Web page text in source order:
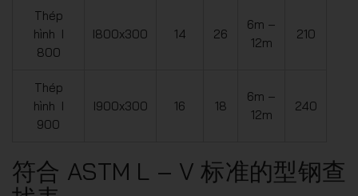
Thép
hình I
800
I800x300 14 26
6m –
12m
210
Thép
hình I
900
I900x300 16 18
6m –
12m
240
符合 ASTM L – V 标准的型钢查